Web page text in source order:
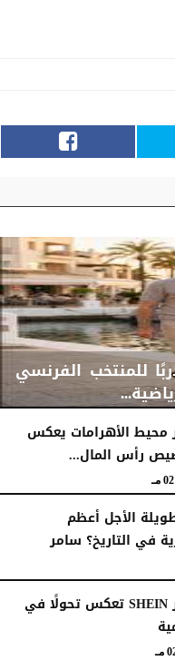
للمنتخب الفرنسي
الأهرامات يعكس
رأس المال...
مـ
الأجل أعظم
في التاريخ؟ سامر
سامر شقير: خسائر SHEIN تعكس تحولًا في